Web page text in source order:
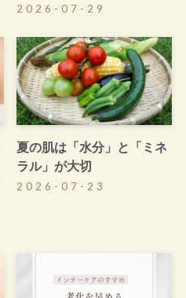
2026-07-29
夏の肌は「水分」と「ミネ
ラル」が大切
2026-07-23